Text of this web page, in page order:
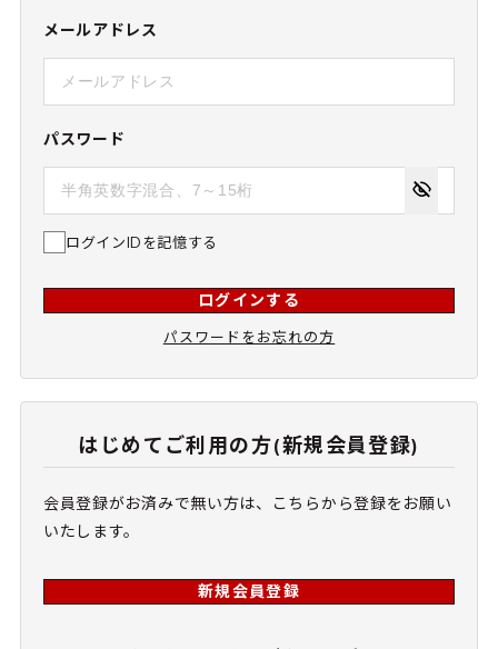
メールアドレス
パスワード
ログインIDを記憶する
ログインする
パスワードをお忘れの方
はじめてご利用の方(新規会員登録)
会員登録がお済みで無い方は、こちらから登録をお願い
いたします。
新規会員登録